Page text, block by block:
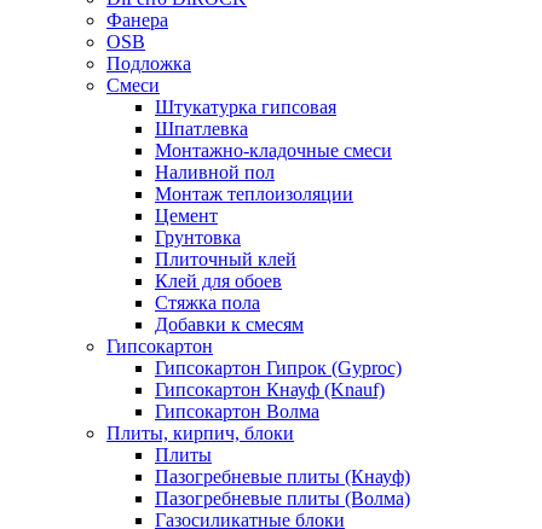
Фанера
OSB
Подложка
Смеси
Штукатурка гипсовая
Шпатлевка
Монтажно-кладочные смеси
Наливной пол
Монтаж теплоизоляции
Цемент
Грунтовка
Плиточный клей
Клей для обоев
Стяжка пола
Добавки к смесям
Гипсокартон
Гипсокартон Гипрок (Gyproc)
Гипсокартон Кнауф (Knauf)
Гипсокартон Волма
Плиты, кирпич, блоки
Плиты
Пазогребневые плиты (Кнауф)
Пазогребневые плиты (Волма)
Газосиликатные блоки